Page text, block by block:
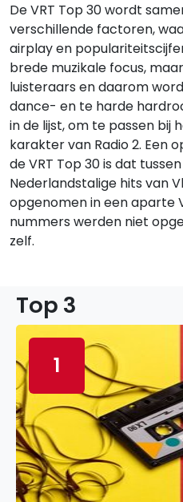
De VRT Top 30 wordt
verschillende factoren,
airplay en
brede muzikale focus,
luisteraars en daarom
dance- en te harde
in de lijst, om te passen bij
karakter van Radio 2. Een
de VRT Top 30 is dat tussen
Nederlandstalige hits van
opgenomen in een aparte
nummers werden niet
zelf.
Top 3
1